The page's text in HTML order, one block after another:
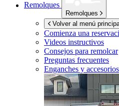
Remolques
Remolques
Volver al menú
Comienza una
Videos instructivos
Consejos para remolcar
Preguntas frecuentes
Enganches y accesorios